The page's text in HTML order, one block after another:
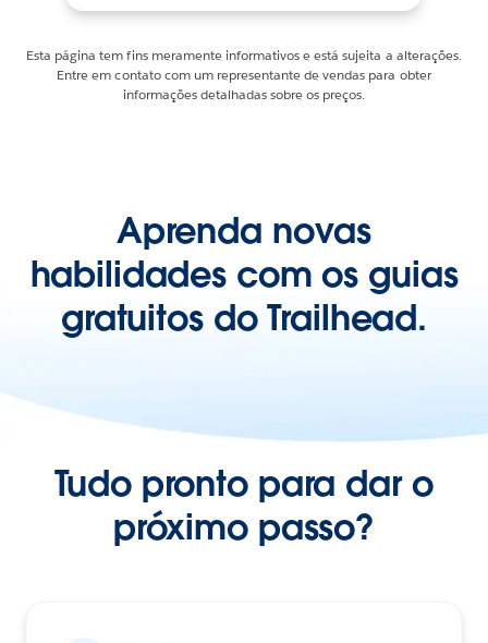
Esta página tem fins meramente informativos e está sujeita a alterações.
Entre em contato com um representante de vendas para obter
informações detalhadas sobre os preços.
Aprenda novas
habilidades com os guias
gratuitos do Trailhead.
Tudo pronto para dar o
próximo passo?